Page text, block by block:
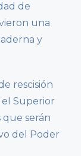
de
una
y
rescisión
Superior
serán
del Poder